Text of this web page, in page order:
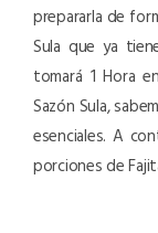
prepararla de
Sula que ya
tomará 1 Hora
Sazón Sula,
esenciales. A
porciones de